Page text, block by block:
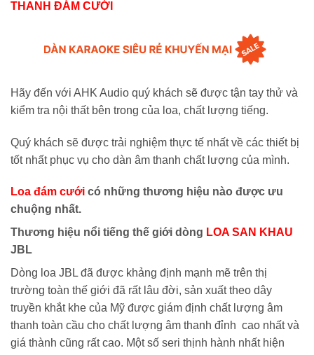
THANH ĐÁM CƯỚI
Hãy đến với AHK Audio quý khách sẽ được tận tay thử và
kiểm tra nội thất bên trong của loa, chất lượng tiếng.
Quý khách sẽ được trải nghiệm thực tế nhất về các thiết bị
tốt nhất phục vụ cho dàn âm thanh chất lượng của mình.
Loa đám cưới có những thương hiệu nào được ưu
chuộng nhất.
Thương hiệu nổi tiếng thế giới dòng LOA SAN KHAU
JBL
Dòng loa JBL đã được khảng định mạnh mẽ trên thị
trường toàn thế giới đã rất lâu đời, sản xuất theo dây
truyền khắt khe của Mỹ được giám định chất lượng âm
thanh toàn cầu cho chất lượng âm thanh đỉnh cao nhất và
giá thành cũng rất cao. Một số seri thịnh hành nhất hiện